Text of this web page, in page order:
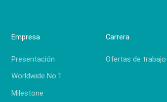
Empresa
Presentación
Worldwide No.1
Milestone
Carrera
Ofertas de trabajo